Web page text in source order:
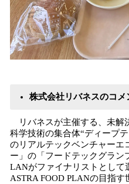
株式会社リバネスのコメ
リバネスが主催する、未解
科学技術の集合体“ディープ
のリアルテックベンチャーエ
ー」の「フードテックグラン
LANがファイナリストとして
ASTRA FOOD PLANの目指